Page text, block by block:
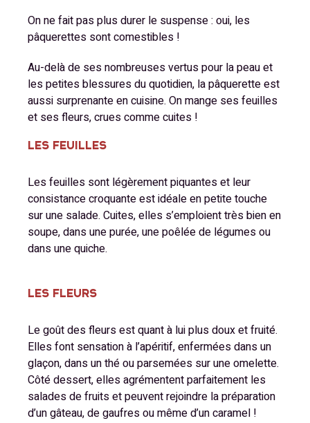
On ne fait pas plus durer le suspense : oui, les
pâquerettes sont comestibles !
Au-delà de ses nombreuses vertus pour la peau et
les petites blessures du quotidien, la pâquerette est
aussi surprenante en cuisine. On mange ses feuilles
et ses fleurs, crues comme cuites !
LES FEUILLES
Les feuilles sont légèrement piquantes et leur
consistance croquante est idéale en petite touche
sur une salade. Cuites, elles s’emploient très bien en
soupe, dans une purée, une poêlée de légumes ou
dans une quiche.
LES FLEURS
Le goût des fleurs est quant à lui plus doux et fruité.
Elles font sensation à l’apéritif, enfermées dans un
glaçon, dans un thé ou parsemées sur une omelette.
Côté dessert, elles agrémentent parfaitement les
salades de fruits et peuvent rejoindre la préparation
d’un gâteau, de gaufres ou même d’un caramel !